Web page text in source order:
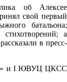
об Алексее
свой первый
батальона;
а
в пресс-
и I ЮВУЦ ЦКСС